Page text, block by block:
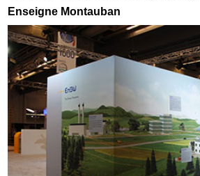
Enseigne Montauban